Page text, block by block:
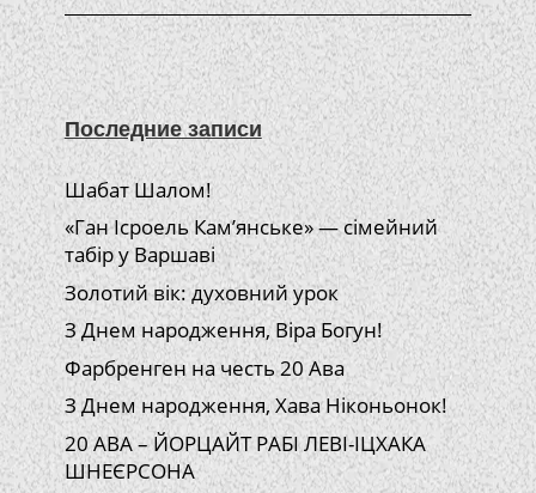
Последние записи
Шабат Шалом!
«Ган Ісроель Кам’янське» — сімейний
табір у Варшаві
Золотий вік: духовний урок
З Днем народження, Віра Богун!
Фарбренген на честь 20 Ава
З Днем народження, Хава Ніконьонок!
20 АВА – ЙОРЦАЙТ РАБІ ЛЕВІ-ІЦХАКА
ШНЕЄРСОНА